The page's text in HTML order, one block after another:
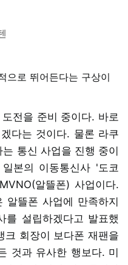
으로 뛰어든다는 구상이
전을 준비 중이다. 바로
다는 것이다. 물론 라쿠
통신 사업을 진행 중이
본의 이동통신사 '도코
알뜰폰) 사업이다.
알뜰폰 사업에 만족하지
를 설립하겠다고 발표했
크 회장이 보다폰 재팬을
것과 유사한 행보다. 미